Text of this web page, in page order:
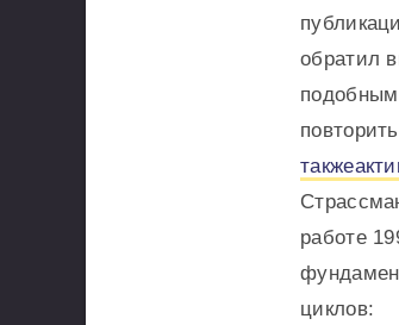
обратил
также
работе
циклов: